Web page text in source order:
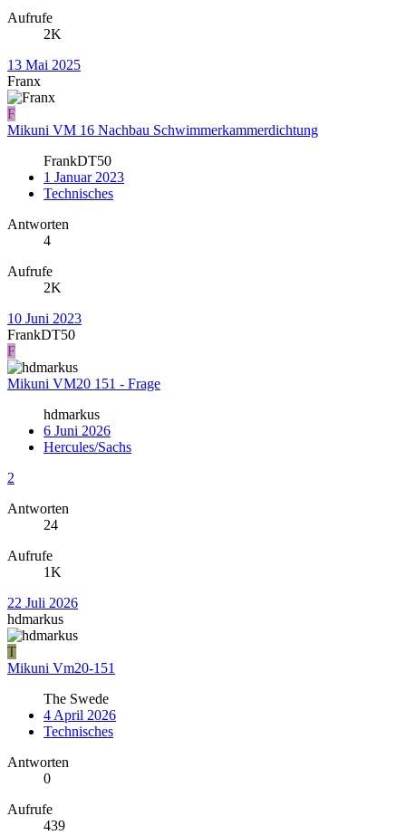
Aufrufe
2K
13 Mai 2025
Franx
F
Mikuni VM 16 Nachbau Schwimmerkammerdichtung
FrankDT50
1 Januar 2023
Technisches
Antworten
4
Aufrufe
2K
10 Juni 2023
FrankDT50
F
Mikuni VM20 151 - Frage
hdmarkus
6 Juni 2026
Hercules/Sachs
2
Antworten
24
Aufrufe
1K
22 Juli 2026
hdmarkus
T
Mikuni Vm20-151
The Swede
4 April 2026
Technisches
Antworten
0
Aufrufe
439